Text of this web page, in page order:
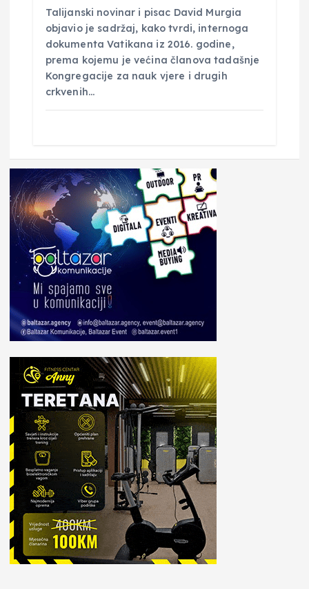
Talijanski novinar i pisac David Murgia
objavio je sadržaj, kako tvrdi, internoga
dokumenta Vatikana iz 2016. godine,
prema kojemu je većina članova tadašnje
Kongregacije za nauk vjere i drugih
crkvenih…